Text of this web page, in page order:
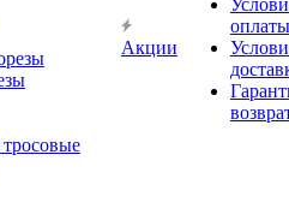
Акции
оплаты